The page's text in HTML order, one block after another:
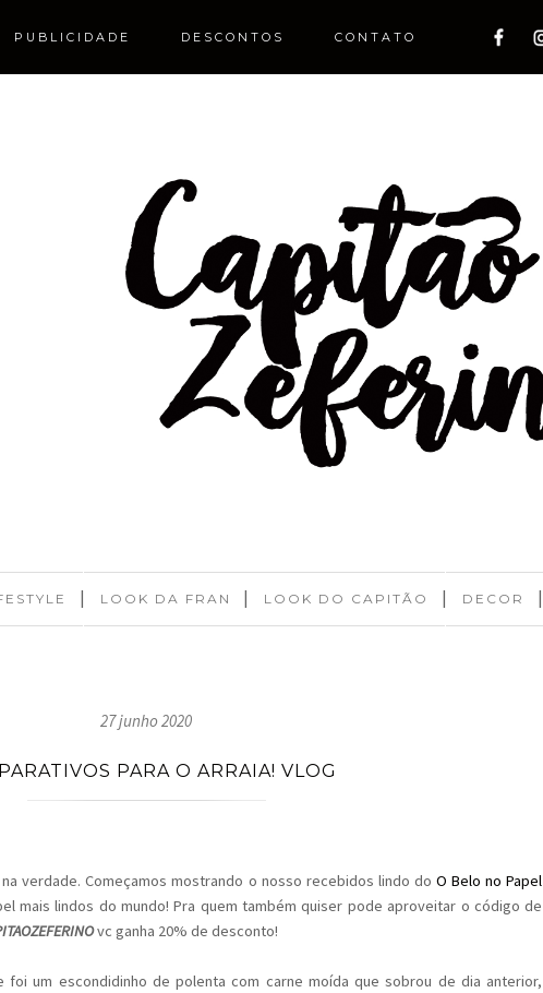
| LOOK DA FRAN | LOOK DO CAPITÃO | DECOR |
PUBLICIDADE DESCONTOS CONTATO
27 junho 2020
PARA O ARRAIA! VLOG
verdade. Começamos mostrando o nosso recebidos lindo do O Belo no Papel
mais lindos do mundo! Pra quem também quiser pode aproveitar o código de
vc ganha 20% de desconto!
foi um escondidinho de polenta com carne moída que sobrou de dia anterior,